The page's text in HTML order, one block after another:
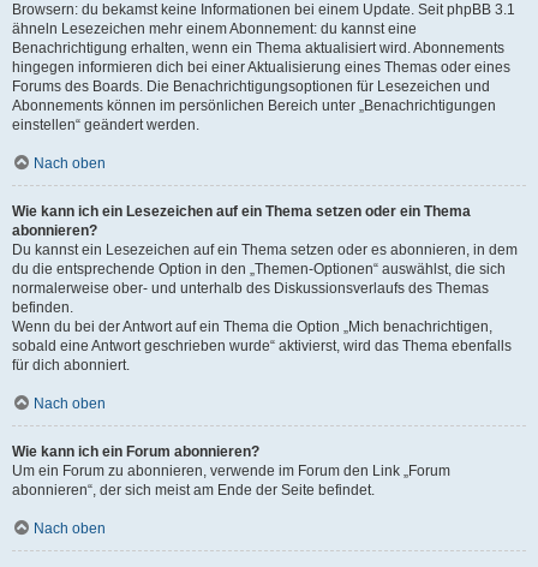
Browsern: du bekamst keine Informationen bei einem Update. Seit phpBB 3.1
ähneln Lesezeichen mehr einem Abonnement: du kannst eine
Benachrichtigung erhalten, wenn ein Thema aktualisiert wird. Abonnements
hingegen informieren dich bei einer Aktualisierung eines Themas oder eines
Forums des Boards. Die Benachrichtigungsoptionen für Lesezeichen und
Abonnements können im persönlichen Bereich unter „Benachrichtigungen
einstellen“ geändert werden.
Nach oben
Wie kann ich ein Lesezeichen auf ein Thema setzen oder ein Thema
abonnieren?
Du kannst ein Lesezeichen auf ein Thema setzen oder es abonnieren, in dem
du die entsprechende Option in den „Themen-Optionen“ auswählst, die sich
normalerweise ober- und unterhalb des Diskussionsverlaufs des Themas
befinden.
Wenn du bei der Antwort auf ein Thema die Option „Mich benachrichtigen,
sobald eine Antwort geschrieben wurde“ aktivierst, wird das Thema ebenfalls
für dich abonniert.
Nach oben
Wie kann ich ein Forum abonnieren?
Um ein Forum zu abonnieren, verwende im Forum den Link „Forum
abonnieren“, der sich meist am Ende der Seite befindet.
Nach oben